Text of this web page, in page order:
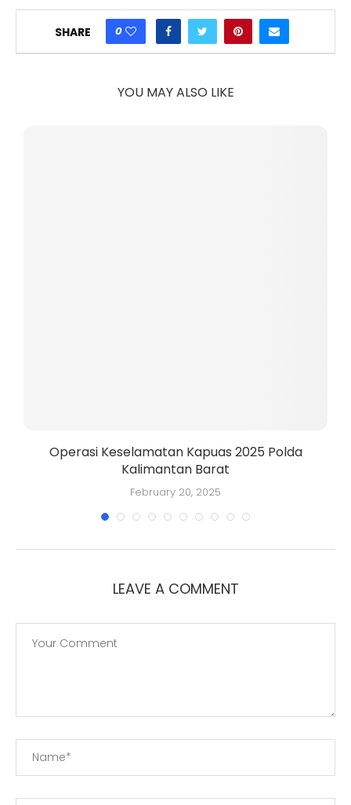
SHARE 0
YOU MAY ALSO LIKE
Operasi Keselamatan Kapuas 2025 Polda
Kalimantan Barat
February 20, 2025
LEAVE A COMMENT